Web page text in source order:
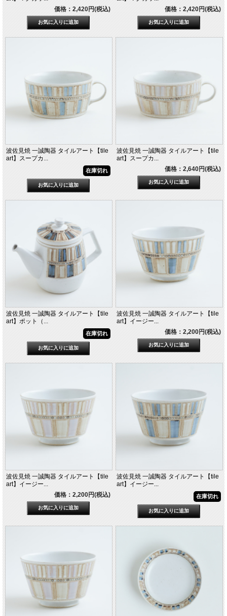
価格：2,420円(税込)
価格：2,420円(税込)
波佐見焼 一誠陶器 タイルアート【tile
art】スープカ...
在庫切れ
波佐見焼 一誠陶器 タイルアート【tile
art】スープカ...
価格：2,640円(税込)
波佐見焼 一誠陶器 タイルアート【tile
art】ポット（...
在庫切れ
波佐見焼 一誠陶器 タイルアート【tile
art】イージー...
価格：2,200円(税込)
波佐見焼 一誠陶器 タイルアート【tile
art】イージー...
価格：2,200円(税込)
波佐見焼 一誠陶器 タイルアート【tile
art】イージー...
在庫切れ